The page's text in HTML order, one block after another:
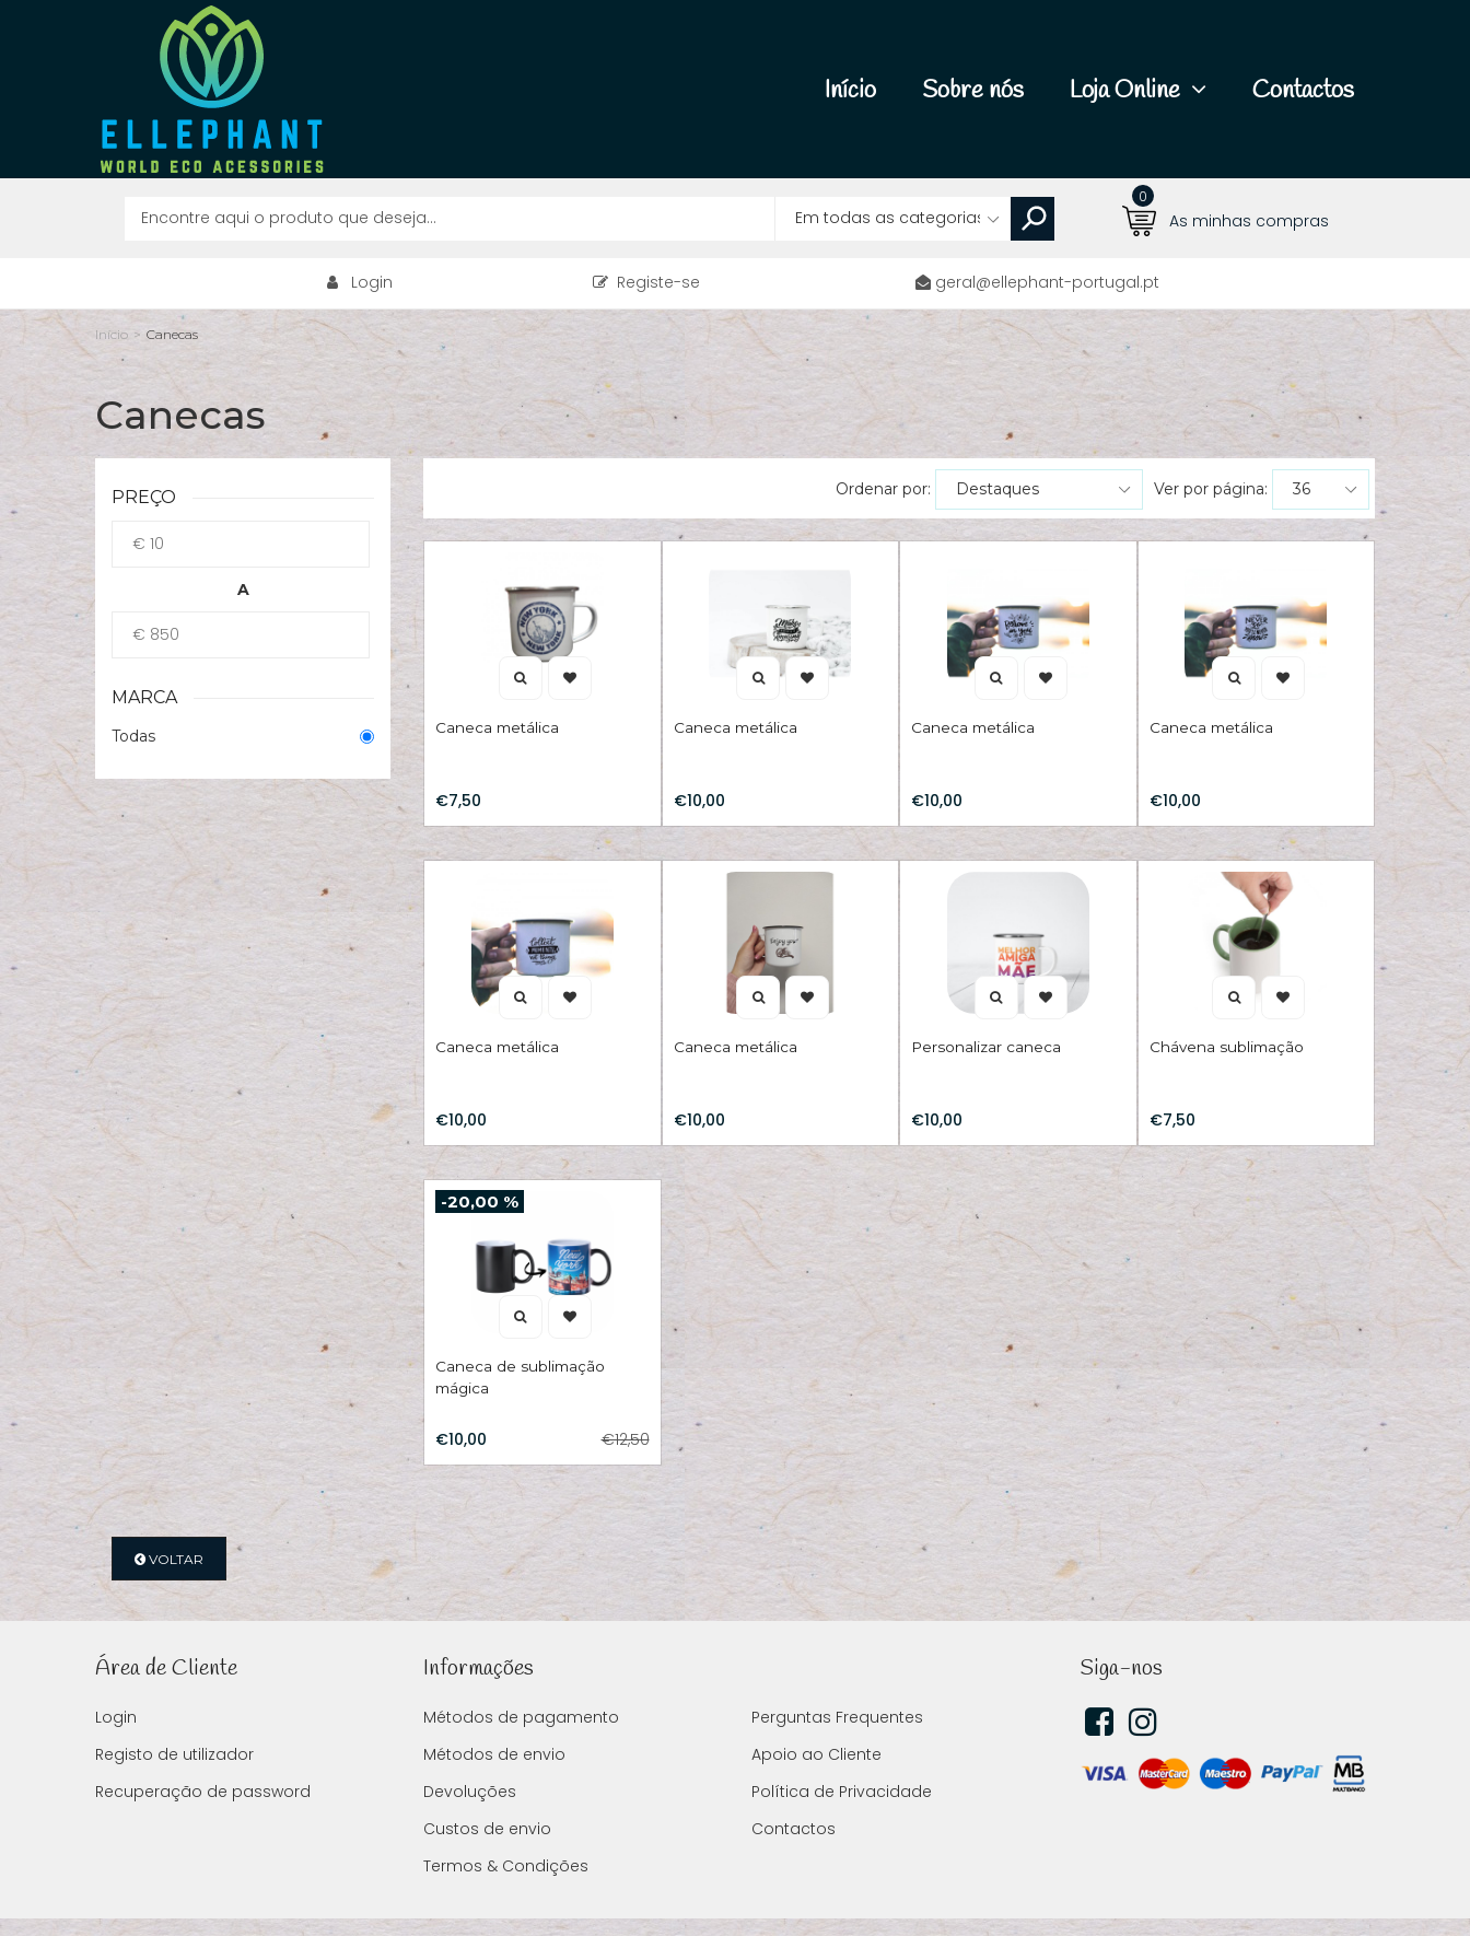
Início Sobre nós Loja Online Contactos
0
As minhas compras
Login Registe-se geral@ellephant-portugal.pt
Início > Canecas
Canecas
PREÇO
A
MARCA
Todas
Ver por página:
Ordenar por:
Caneca metálica
€7,50
Caneca metálica
€10,00
Caneca metálica
€10,00
Caneca metálica
€10,00
Caneca metálica
€10,00
Caneca metálica
€10,00
Personalizar caneca
€10,00
Chávena sublimação
€7,50
-20,00 %
Caneca de sublimação
mágica
€10,00 €12,50
VOLTAR
Área de Cliente
Login
Registo de utilizador
Recuperação de password
Informações
Métodos de pagamento
Métodos de envio
Devoluções
Custos de envio
Termos & Condições
Perguntas Frequentes
Apoio ao Cliente
Política de Privacidade
Contactos
Siga-nos